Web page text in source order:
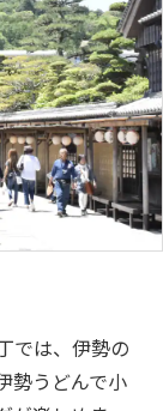
では、伊勢の
勢うどんで小